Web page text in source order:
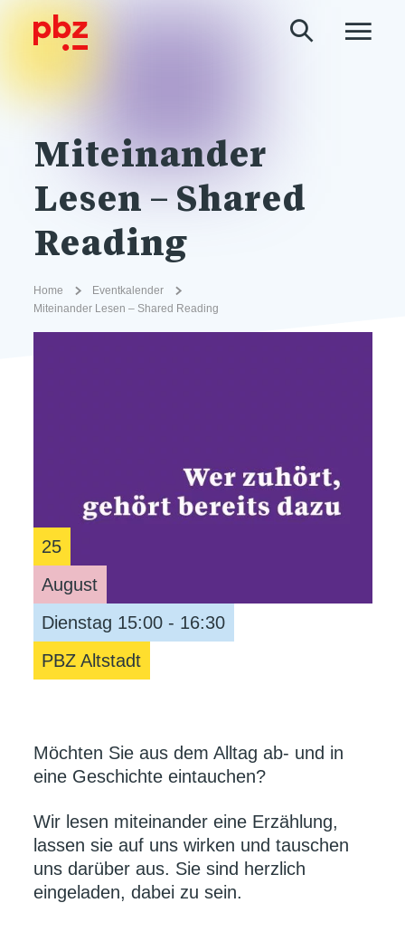
Miteinander
Lesen – Shared
Reading
Home
Eventkalender
Miteinander Lesen – Shared Reading
25
August
Dienstag 15:00 - 16:30
PBZ Altstadt
Möchten Sie aus dem Alltag ab- und in
eine Geschichte eintauchen?
Wir lesen miteinander eine Erzählung,
lassen sie auf uns wirken und tauschen
uns darüber aus. Sie sind herzlich
eingeladen, dabei zu sein.